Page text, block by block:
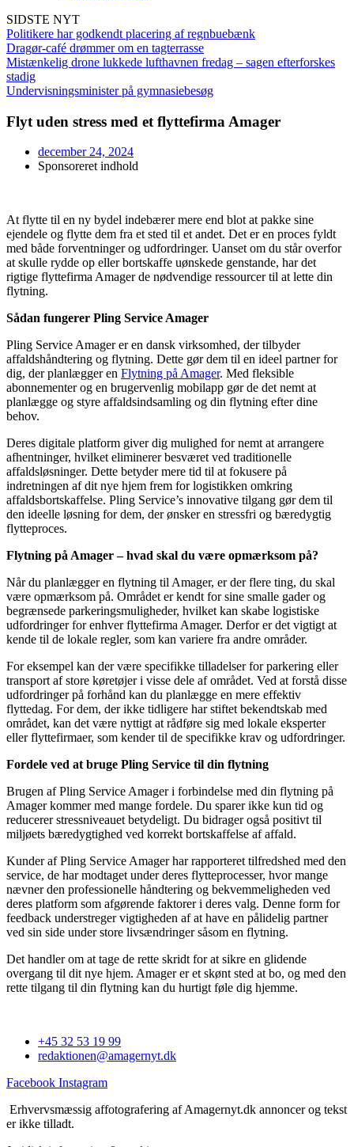
SIDSTE NYT
Politikere har godkendt placering af regnbuebænk
Dragør-café drømmer om en tagterrasse
Mistænkelig drone lukkede lufthavnen fredag – sagen efterforskes
stadig
Undervisningsminister på gymnasiebesøg
Flyt uden stress med et flyttefirma Amager
december 24, 2024
Sponsoreret indhold
At flytte til en ny bydel indebærer mere end blot at pakke sine
ejendele og flytte dem fra et sted til et andet. Det er en proces fyldt
med både forventninger og udfordringer. Uanset om du står overfor
at skulle rydde op eller bortskaffe uønskede genstande, har det
rigtige flyttefirma Amager de nødvendige ressourcer til at lette din
flytning.
Sådan fungerer Pling Service Amager
Pling Service Amager er en dansk virksomhed, der tilbyder
affaldshåndtering og flytning. Dette gør dem til en ideel partner for
dig, der planlægger en Flytning på Amager. Med fleksible
abonnementer og en brugervenlig mobilapp gør de det nemt at
planlægge og styre affaldsindsamling og din flytning efter dine
behov.
Deres digitale platform giver dig mulighed for nemt at arrangere
afhentninger, hvilket eliminerer besværet ved traditionelle
affaldsløsninger. Dette betyder mere tid til at fokusere på
indretningen af dit nye hjem frem for logistikken omkring
affaldsbortskaffelse. Pling Service’s innovative tilgang gør dem til
den ideelle løsning for dem, der ønsker en stressfri og bæredygtig
flytteproces.
Flytning på Amager – hvad skal du være opmærksom på?
Når du planlægger en flytning til Amager, er der flere ting, du skal
være opmærksom på. Området er kendt for sine smalle gader og
begrænsede parkeringsmuligheder, hvilket kan skabe logistiske
udfordringer for enhver flyttefirma Amager. Derfor er det vigtigt at
kende til de lokale regler, som kan variere fra andre områder.
For eksempel kan der være specifikke tilladelser for parkering eller
transport af store køretøjer i visse dele af området. Ved at forstå disse
udfordringer på forhånd kan du planlægge en mere effektiv
flyttedag. For dem, der ikke tidligere har stiftet bekendtskab med
området, kan det være nyttigt at rådføre sig med lokale eksperter
eller flyttefirmaer, som kender til de specifikke krav og udfordringer.
Fordele ved at bruge Pling Service til din flytning
Brugen af Pling Service Amager i forbindelse med din flytning på
Amager kommer med mange fordele. Du sparer ikke kun tid og
reducerer stressniveauet betydeligt. Du bidrager også positivt til
miljøets bæredygtighed ved korrekt bortskaffelse af affald.
Kunder af Pling Service Amager har rapporteret tilfredshed med den
service, de har modtaget under deres flytteprocesser, hvor mange
nævner den professionelle håndtering og bekvemmeligheden ved
deres platform som afgørende faktorer i deres valg. Denne form for
feedback understreger vigtigheden af at have en pålidelig partner
ved sin side under store livsændringer såsom en flytning.
Det handler om at tage de rette skridt for at sikre en glidende
overgang til dit nye hjem. Amager er et skønt sted at bo, og med den
rette tilgang til din flytning kan du hurtigt føle dig hjemme.
+45 32 53 19 99
redaktionen@amagernyt.dk
Facebook Instagram
Erhvervsmæssig affotografering af Amagernyt.dk annoncer og tekst
er ikke tilladt.